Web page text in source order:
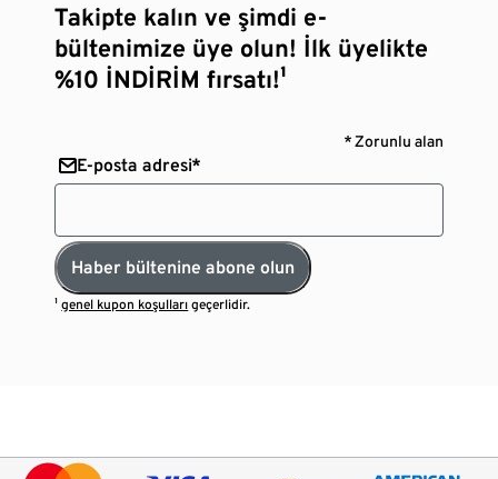
Takipte kalın ve şimdi e-
bültenimize üye olun! İlk üyelikte
%10 İNDİRİM fırsatı!¹
* Zorunlu alan
E-posta adresi*
Haber bültenine abone olun
¹genel kupon koşulları geçerlidir.